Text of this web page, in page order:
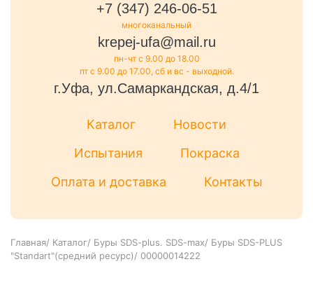
+7 (347) 246-06-51
многоканальный
krepej-ufa@mail.ru
пн-чт с 9.00 до 18.00
пт с 9.00 до 17.00, сб и вс - выходной.
г.Уфа, ул.Самаркандская, д.4/1
Каталог
Новости
Испытания
Покраска
Оплата и доставка
Контакты
Главная/ Каталог/ Буры SDS-plus. SDS-max/ Буры SDS-PLUS
"Standart"(средний ресурс)/ 00000014222